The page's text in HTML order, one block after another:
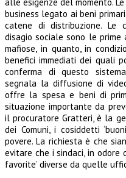
business legato ai beni
catene di distribuzione. Le
disagio sociale sono le
mafiose, in quanto, in
benefici immediati dei quali
conferma di questo
segnala la diffusione di
offre la spesa e beni di
situazione importante da
il procuratore Gratteri, è la
dei Comuni, i cosiddetti
povere. La richiesta è che
evitare che i sindaci, in odore
favorite’ diverse da quelle